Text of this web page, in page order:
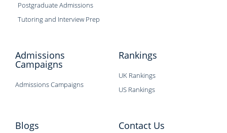
Postgraduate Admissions
Tutoring and Interview Prep
Admissions
Campaigns
Admissions Campaigns
Rankings
UK Rankings
US Rankings
Blogs Contact Us